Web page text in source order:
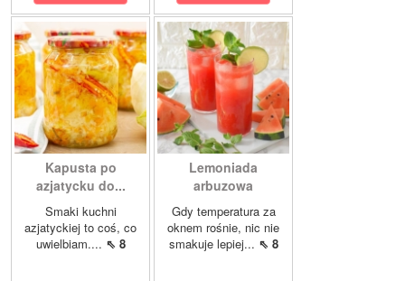
Kapusta po
azjatycku do...
Smaki kuchni
azjatyckiej to coś, co
uwielbiam.... ⇖ 8
Lemoniada
arbuzowa
Gdy temperatura za
oknem rośnie, nic nie
smakuje lepiej... ⇖ 8